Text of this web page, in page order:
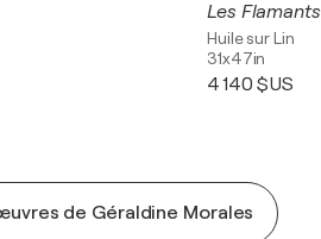
Les
Huile sur Lin
31x47in
4 140 $US
de Géraldine Morales